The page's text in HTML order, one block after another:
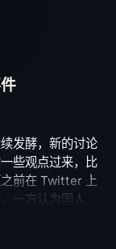
发酵，新的讨论
些观点过来，比
前在 Twitter 上
一方认为国人素